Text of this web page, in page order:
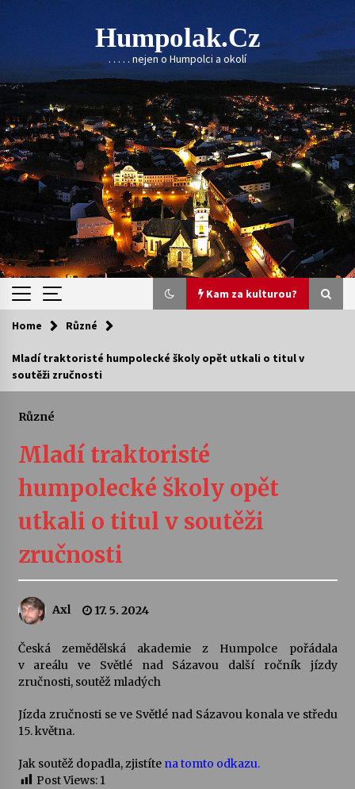
Skip
to
content
Humpolak.cz
. . . . . nejen o Humpolci a okolí
Kam za kulturou?
Kam za kulturou?
Vernisáž výstavy Josefíny Duškové: Stávám se
30. 7. 2026
Veselí muzikanti
30. 7. 2026
šedesátka: 28. 7.–1. 8. 2026
Letní koncerty ve Stromovce: Kolchoz a
Jenakaši
23. 7. 2026
Home Různé
Mladí traktoristé humpolecké školy opět utkali o titul v
soutěži zručnosti
Různé
Mladí traktoristé
humpolecké školy opět
utkali o titul v soutěži
zručnosti
Axl 17. 5. 2024
Česká zemědělská akademie z Humpolce pořádala
v areálu ve Světlé nad Sázavou další ročník jízdy
zručnosti, soutěž mladých
Jízda zručnosti se ve Světlé nad Sázavou konala ve středu
15. května.
Jak soutěž dopadla, zjistíte na tomto odkazu.
Post Views: 1